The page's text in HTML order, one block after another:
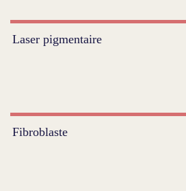
Laser pigmentaire
Fibroblaste